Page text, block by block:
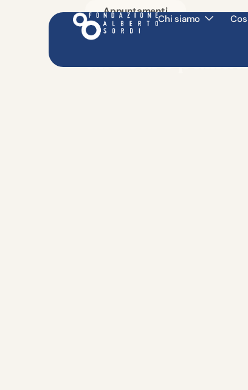
Chi siamo
Appuntamenti
Anziani al
alle cure